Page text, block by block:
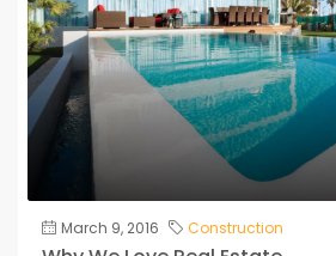
March 9, 2016 Construction